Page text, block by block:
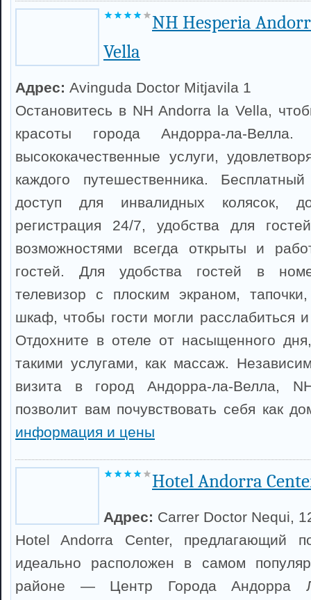
NH Hesperia
Vella
Адрес: Avinguda Doctor Mitjavila 1
Остановитесь в NH Andorra la Vella,
красоты города Андорра-ла-Велла.
высококачественные услуги,
каждого путешественника.
доступ для инвалидных колясок,
регистрация 24/7, удобства для
возможностями всегда открыты и
гостей. Для удобства гостей в
телевизор с плоским экраном,
шкаф, чтобы гости могли расслабиться
Отдохните в отеле от насыщенного
такими услугами, как массаж.
визита в город Андорра-ла-Велла,
позволит вам почувствовать себя как
информация и цены
Hotel Andorra
Адрес: Carrer Doctor Nequi,
Hotel Andorra Center, предлагающий
идеально расположен в самом
районе — Центр Города Андорра